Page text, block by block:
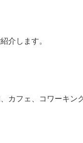
介します。
フェ、コワーキン